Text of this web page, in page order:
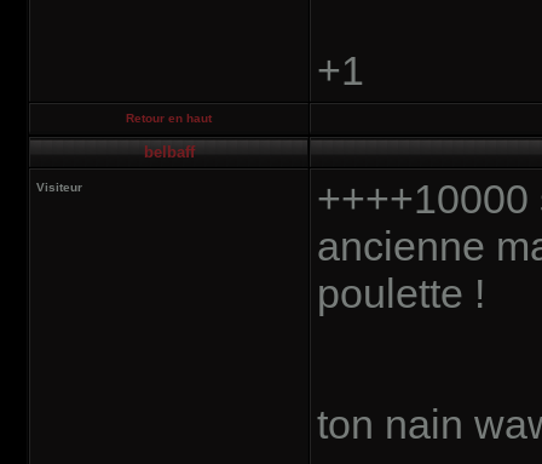
+1
Retour en haut
belbaff
Visiteur
++++10000
ancienne
poulette !
ton nain